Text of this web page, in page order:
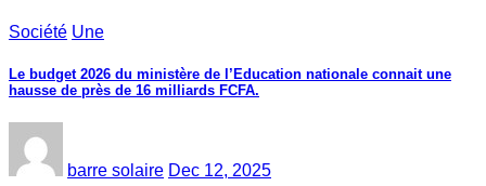
Société Une
Le budget 2026 du ministère de l’Education nationale connait une
hausse de près de 16 milliards FCFA.
barre solaire Dec 12, 2025